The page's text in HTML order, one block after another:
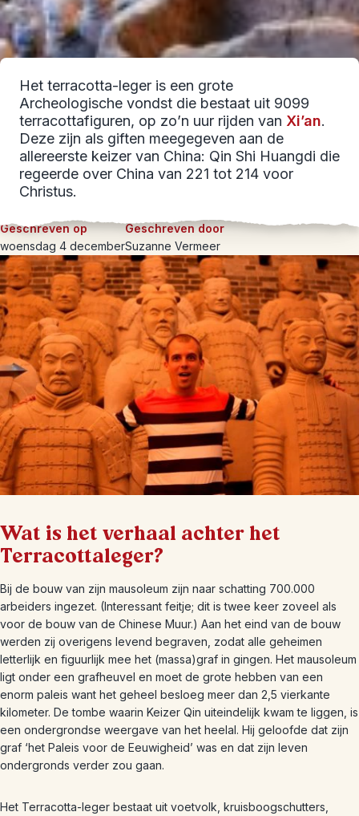
Het terracotta-leger is een grote
Archeologische vondst die bestaat uit 9099
terracottafiguren, op zo’n uur rijden van Xi’an.
Deze zijn als giften meegegeven aan de
allereerste keizer van China: Qin Shi Huangdi die
regeerde over China van 221 tot 214 voor
Christus.
Geschreven op
woensdag 4 december
Geschreven door
Suzanne Vermeer
Wat is het verhaal achter het
Terracottaleger?
Bij de bouw van zijn mausoleum zijn naar schatting 700.000
arbeiders ingezet. (Interessant feitje; dit is twee keer zoveel als
voor de bouw van de Chinese Muur.) Aan het eind van de bouw
werden zij overigens levend begraven, zodat alle geheimen
letterlijk en figuurlijk mee het (massa)graf in gingen. Het mausoleum
ligt onder een grafheuvel en moet de grote hebben van een
enorm paleis want het geheel besloeg meer dan 2,5 vierkante
kilometer. De tombe waarin Keizer Qin uiteindelijk kwam te liggen, is
een ondergrondse weergave van het heelal. Hij geloofde dat zijn
graf ‘het Paleis voor de Eeuwigheid’ was en dat zijn leven
ondergronds verder zou gaan.
Het Terracotta-leger bestaat uit voetvolk, kruisboogschutters,